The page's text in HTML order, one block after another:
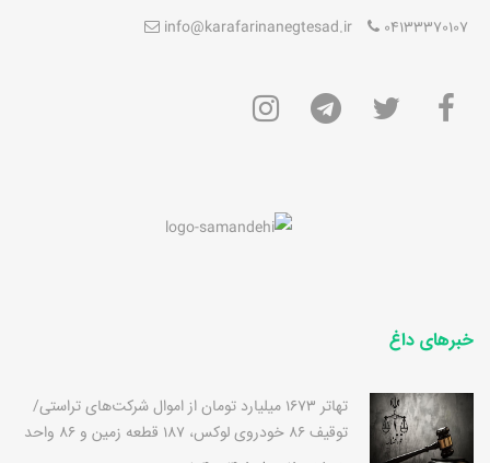
04133370107
info@karafarinanegtesad.ir
خبرهای داغ
تهاتر 1673 میلیارد تومان از اموال شرکت‌های تراستی/
توقیف 86 خودروی لوکس، 187 قطعه زمین و 86 واحد